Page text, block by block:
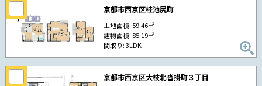
京都市西京区桂池尻町
土地面積: 59.46㎡
建物面積: 85.19㎡
間取り: 3LDK
京都市西京区大枝北沓掛町３丁目